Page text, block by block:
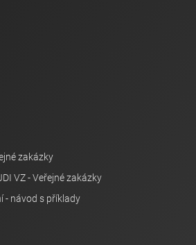
zakázky
VZ - Veřejné zakázky
- návod s příklady